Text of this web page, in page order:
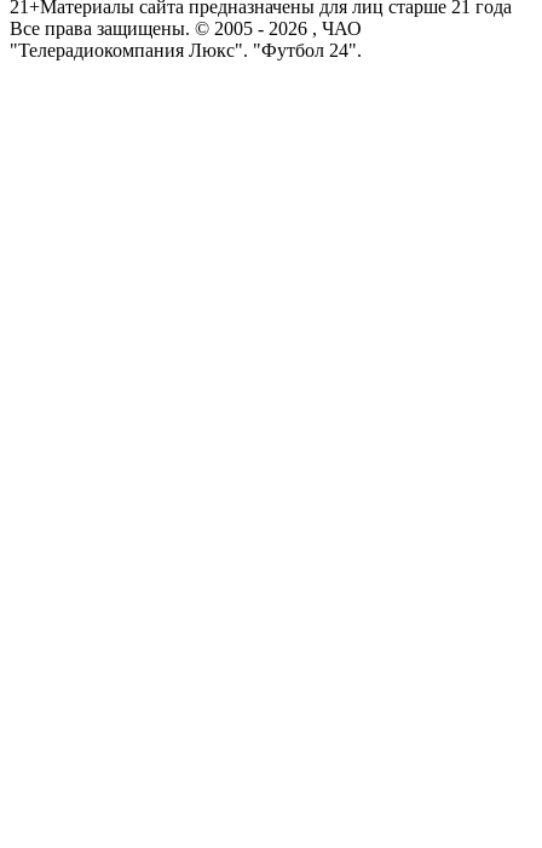
21+Материалы сайта предназначены для лиц старше 21 года
Все права защищены. © 2005 - 2026 , ЧАО
"Телерадиокомпания Люкс". "Футбол 24".